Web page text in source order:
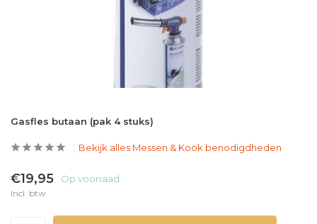
Gasfles butaan (pak 4 stuks)
Bekijk alles Messen & Kook benodigdheden
€19,95 Op voorraad
Incl. btw